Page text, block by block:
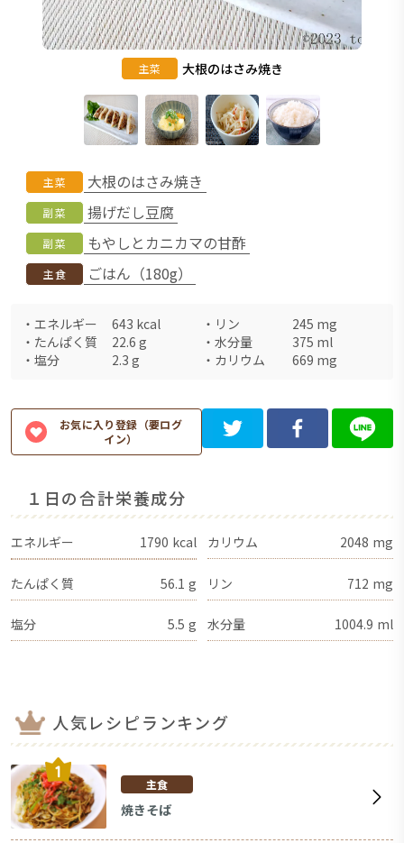
主菜 大根のはさみ焼き
主菜 大根のはさみ焼き
副菜 揚げだし豆腐
副菜 もやしとカニカマの甘酢
主食 ごはん（180g）
・ エネルギー 643 kcal ・ リン 245 mg
・ たんぱく質 22.6 g ・ 水分量 375 ml
・ 塩分 2.3 g ・ カリウム 669 mg
お気に入り登録（要ログ
イン）
１日の合計栄養成分
エネルギー 1790 kcal カリウム 2048 mg
たんぱく質 56.1 g リン 712 mg
塩分 5.5 g 水分量 1004.9 ml
人気レシピランキング
主食
焼きそば